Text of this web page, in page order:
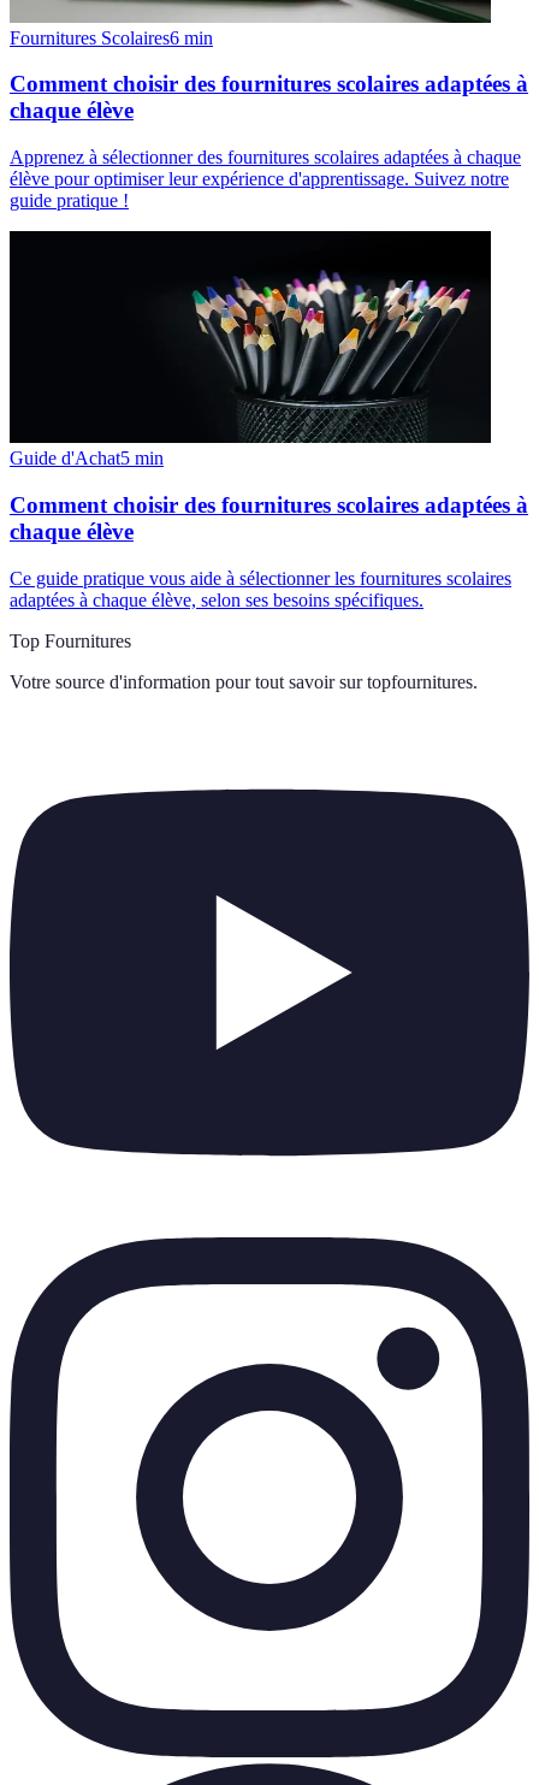
Fournitures Scolaires6 min
Comment choisir des fournitures scolaires adaptées à
chaque élève
Apprenez à sélectionner des fournitures scolaires adaptées à chaque
élève pour optimiser leur expérience d'apprentissage. Suivez notre
guide pratique !
Guide d'Achat5 min
Comment choisir des fournitures scolaires adaptées à
chaque élève
Ce guide pratique vous aide à sélectionner les fournitures scolaires
adaptées à chaque élève, selon ses besoins spécifiques.
Top Fournitures
Votre source d'information pour tout savoir sur topfournitures.